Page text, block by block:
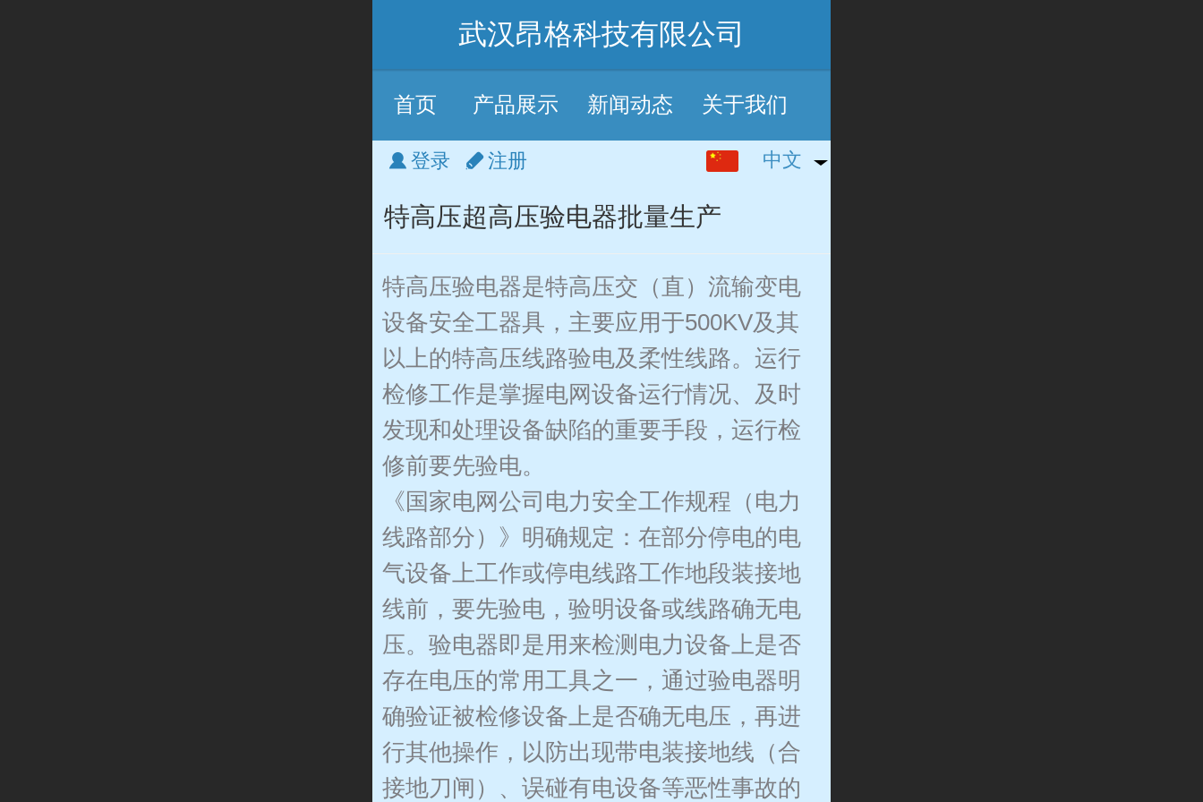
武汉昂格科技有限公司
首页 产品展示 新闻动态 关于我们
登录 注册 中文
中文
English
特高压超高压验电器批量生产
特高压验电器是特高压交（直）流输变电
设备安全工器具，主要应用于500KV及其
以上的特高压线路验电及柔性线路。运行
检修工作是掌握电网设备运行情况、及时
发现和处理设备缺陷的重要手段，运行检
修前要先验电。
《国家电网公司电力安全工作规程（电力
线路部分）》明确规定：在部分停电的电
气设备上工作或停电线路工作地段装接地
线前，要先验电，验明设备或线路确无电
压。验电器即是用来检测电力设备上是否
存在电压的常用工具之一，通过验电器明
确验证被检修设备上是否确无电压，再进
行其他操作，以防出现带电装接地线（合
接地刀闸）、误碰有电设备等恶性事故的